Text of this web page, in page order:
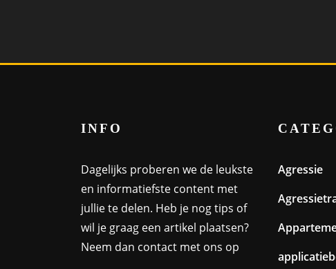
INFO
Dagelijks proberen we de leukste
en informatiefste content met
jullie te delen. Heb je nog tips of
wil je graag een artikel plaatsen?
Neem dan contact met ons op
Agressie